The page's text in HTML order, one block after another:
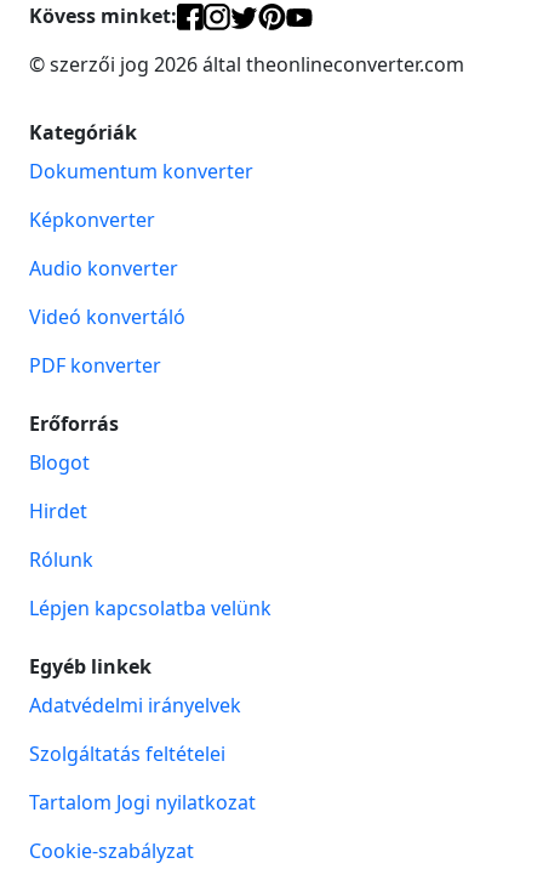
Kövess minket:
© szerzői jog 2026 által theonlineconverter.com
Kategóriák
Dokumentum konverter
Képkonverter
Audio konverter
Videó konvertáló
PDF konverter
Erőforrás
Blogot
Hirdet
Rólunk
Lépjen kapcsolatba velünk
Egyéb linkek
Adatvédelmi irányelvek
Szolgáltatás feltételei
Tartalom Jogi nyilatkozat
Cookie-szabályzat